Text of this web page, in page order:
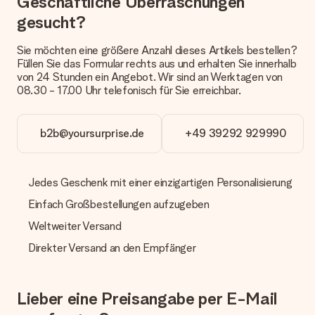
anbieten. Das Geschenk, das bestellt wird, wird als Paket oder
Päckchen versendet. Möchtest du wissen, ob es als Paket
oder Päckchen geliefert wird, kontaktiere bitte unseren
Kundenservice.
Zahlung
Wie kann ich meine Bestellung bezahlen?
Wir bieten die folgenden Zahlungsoptionen an: Vorauskasse
mit normaler Überweisung, Sofortüberweisung, Paypal,
Kreditkarte oder auf Rechnung über Klarna. Bei einer
manuellen Überweisung verlängert sich die Lieferzeit des
Was, wenn das Geschenk meine Erwartungen nicht
erfüllt?
Sollte das Geschenk wider Erwarten deine Erwartungen nicht
erfüllen, bitten wir dich, unseren Kundenservice zu
Wird die Rechnung mit der Bestellung mitverschickt?
gesucht?
Sie möchten eine größere Anzahl dieses Artikels bestellen?
Füllen Sie das Formular rechts aus und erhalten Sie innerhalb
von 24 Stunden ein Angebot. Wir sind an Werktagen von
08.30 - 17.00 Uhr telefonisch für Sie erreichbar.
b2b@yoursurprise.de +49 39292 929990
Jedes Geschenk mit einer einzigartigen Personalisierung
Einfach Großbestellungen aufzugeben
Weltweiter Versand
Direkter Versand an den Empfänger
Lieber eine Preisangabe per E-Mail